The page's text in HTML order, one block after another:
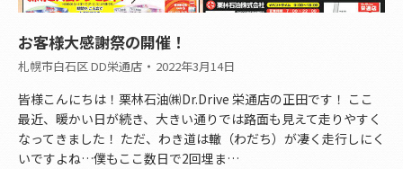
お客様大感謝祭の開催！
札幌市白石区 DD栄通店 2022年3月14日
皆様こんにちは！栗林石油㈱Dr.Drive 栄通店の正田です！ ここ
最近、暖かい日が続き、大きい通りでは路面も見えて走りやすく
なってきました！ ただ、わき道は轍（わだち）が凄く走行しにく
いですよね…僕もここ数日で2回埋ま…